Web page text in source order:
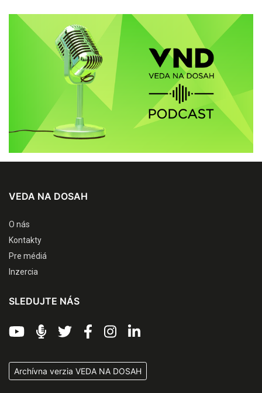
VEDA NA DOSAH
O nás
Kontakty
Pre médiá
Inzercia
SLEDUJTE NÁS
Archívna verzia VEDA NA DOSAH